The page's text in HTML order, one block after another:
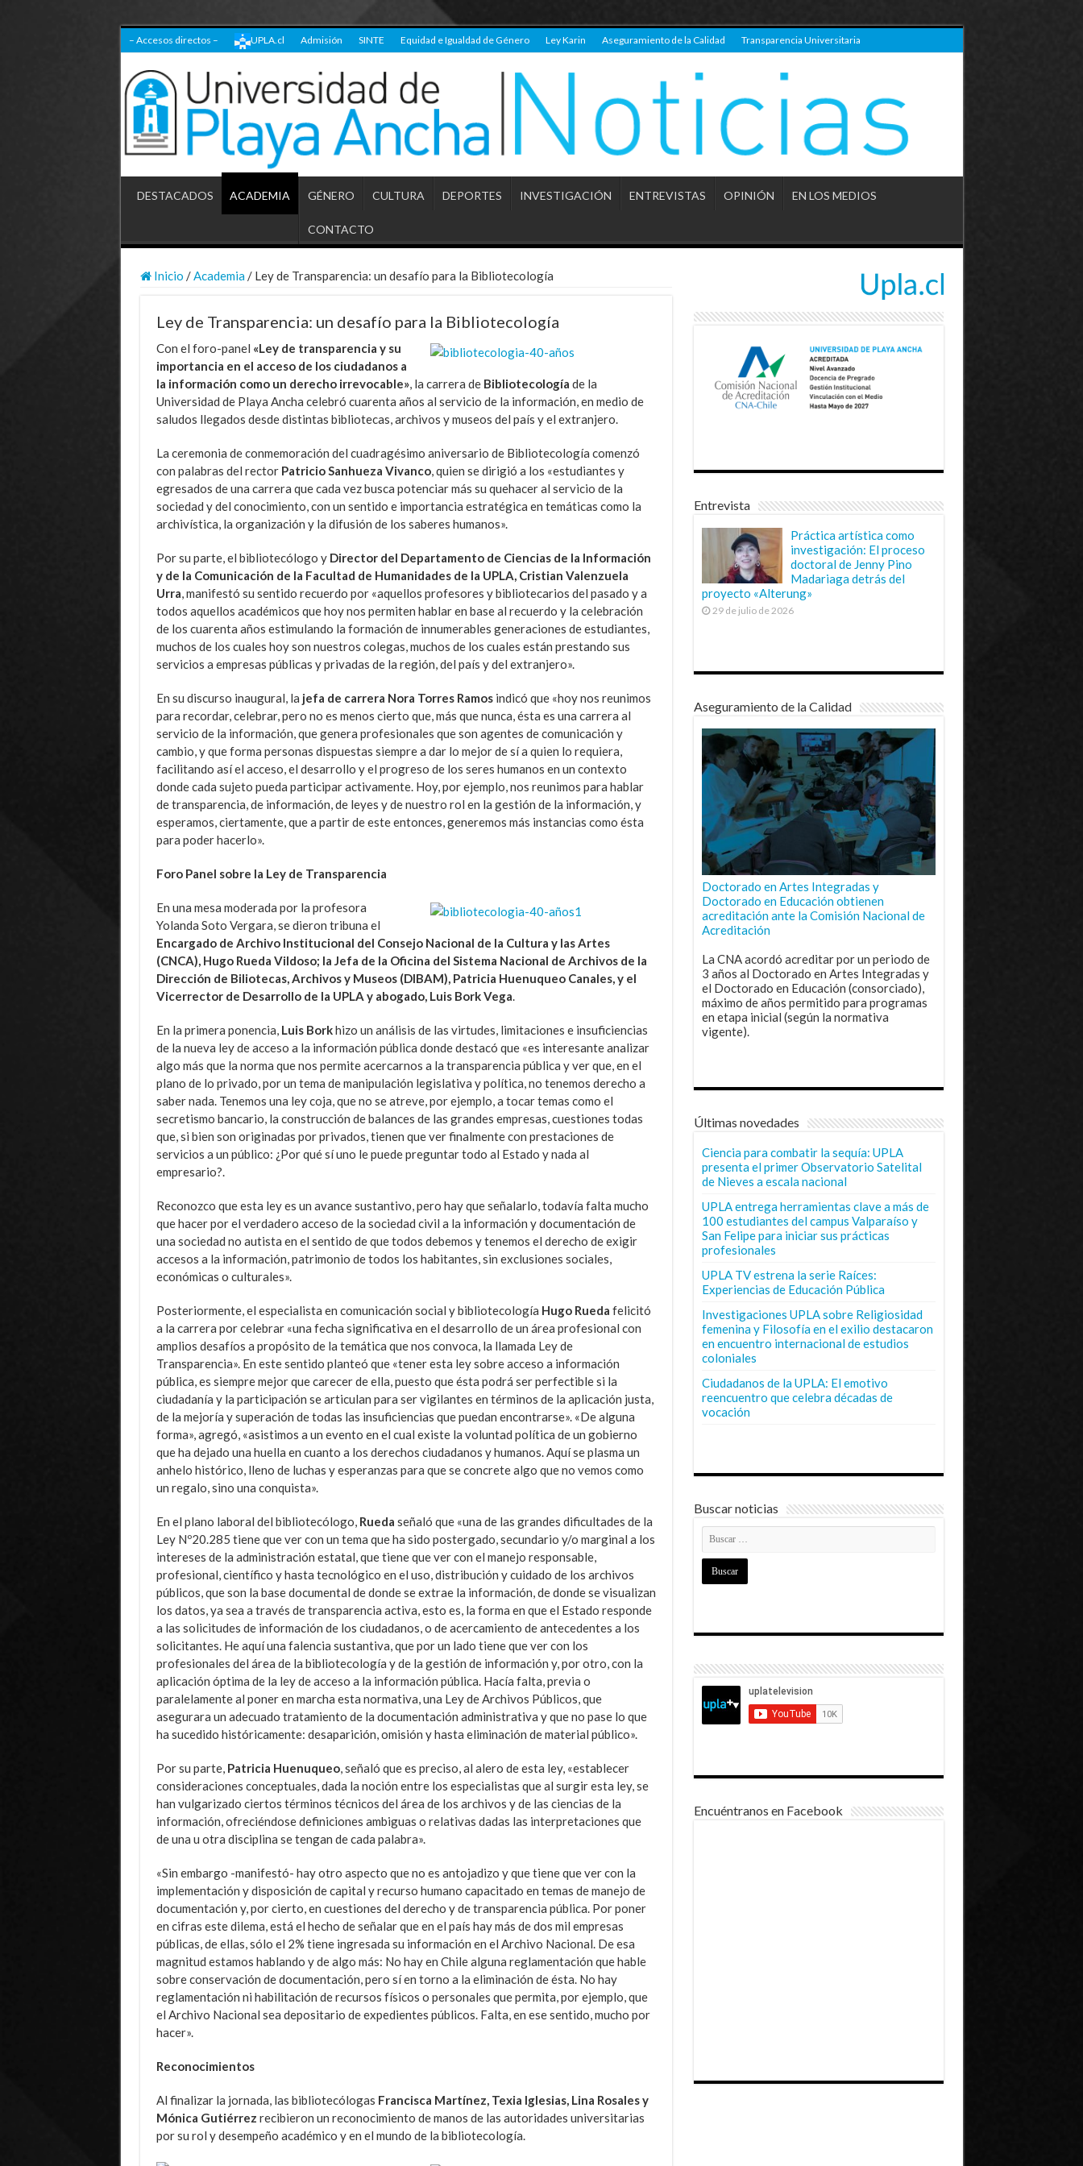
– Accesos directos – UPLA.cl Admisión SINTE Equidad e Igualdad de Género Ley Karin Aseguramiento de la Calidad Transparencia Universitaria
DESTACADOS ACADEMIA GÉNERO CULTURA DEPORTES INVESTIGACIÓN ENTREVISTAS OPINIÓN EN LOS MEDIOS
CONTACTO
Inicio / Academia / Ley de Transparencia: un desafío para la Bibliotecología
Ley de Transparencia: un desafío para la Bibliotecología
Con el foro-panel «Ley de transparencia y su
importancia en el acceso de los ciudadanos a
la información como un derecho irrevocable», la carrera de Bibliotecología de la
Universidad de Playa Ancha celebró cuarenta años al servicio de la información, en medio de
saludos llegados desde distintas bibliotecas, archivos y museos del país y el extranjero.
La ceremonia de conmemoración del cuadragésimo aniversario de Bibliotecología comenzó
con palabras del rector Patricio Sanhueza Vivanco, quien se dirigió a los «estudiantes y
egresados de una carrera que cada vez busca potenciar más su quehacer al servicio de la
sociedad y del conocimiento, con un sentido e importancia estratégica en temáticas como la
archivística, la organización y la difusión de los saberes humanos».
Por su parte, el bibliotecólogo y Director del Departamento de Ciencias de la Información
y de la Comunicación de la Facultad de Humanidades de la UPLA, Cristian Valenzuela
Urra , manifestó su sentido recuerdo por «aquellos profesores y bibliotecarios del pasado y a
todos aquellos académicos que hoy nos permiten hablar en base al recuerdo y la celebración
de los cuarenta años estimulando la formación de innumerables generaciones de estudiantes,
muchos de los cuales hoy son nuestros colegas, muchos de los cuales están prestando sus
servicios a empresas públicas y privadas de la región, del país y del extranjero».
En su discurso inaugural, la jefa de carrera Nora Torres Ramosindicó que «hoy nos reunimos
para recordar, celebrar, pero no es menos cierto que, más que nunca, ésta es una carrera al
servicio de la información, que genera profesionales que son agentes de comunicación y
cambio, y que forma personas dispuestas siempre a dar lo mejor de sí a quien lo requiera,
facilitando así el acceso, el desarrollo y el progreso de los seres humanos en un contexto
donde cada sujeto pueda participar activamente. Hoy, por ejemplo, nos reunimos para hablar
de transparencia, de información, de leyes y de nuestro rol en la gestión de la información, y
esperamos, ciertamente, que a partir de este entonces, generemos más instancias como ésta
para poder hacerlo».
Foro Panel sobre la Ley de Transparencia
En una mesa moderada por la profesora
Yolanda Soto Vergara, se dieron tribuna el
Encargado de Archivo Institucional del Consejo Nacional de la Cultura y las Artes
(CNCA), Hugo Rueda Vildoso; la Jefa de la Oficina del Sistema Nacional de Archivos de la
Dirección de Biliotecas, Archivos y Museos (DIBAM), Patricia Huenuqueo Canales, y el
Vicerrector de Desarrollo de la UPLA y abogado, Luis Bork Vega
En la primera ponencia, Luis Borkhizo un análisis de las virtudes, limitaciones e insuficiencias
de la nueva ley de acceso a la información pública donde destacó que «es interesante analizar
algo más que la norma que nos permite acercarnos a la transparencia pública y ver que, en el
plano de lo privado, por un tema de manipulación legislativa y política, no tenemos derecho a
saber nada. Tenemos una ley coja, que no se atreve, por ejemplo, a tocar temas como el
secretismo bancario, la construcción de balances de las grandes empresas, cuestiones todas
que, si bien son originadas por privados, tienen que ver finalmente con prestaciones de
servicios a un público: ¿Por qué sí uno le puede preguntar todo al Estado y nada al
empresario?.
Reconozco que esta ley es un avance sustantivo, pero hay que señalarlo, todavía falta mucho
que hacer por el verdadero acceso de la sociedad civil a la información y documentación de
una sociedad no autista en el sentido de que todos debemos y tenemos el derecho de exigir
accesos a la información, patrimonio de todos los habitantes, sin exclusiones sociales,
económicas o culturales».
Posteriormente, el especialista en comunicación social y bibliotecología Hugo Rueda felicitó
a la carrera por celebrar «una fecha significativa en el desarrollo de un área profesional con
amplios desafíos a propósito de la temática que nos convoca, la llamada Ley de
Transparencia». En este sentido planteó que «tener esta ley sobre acceso a información
pública, es siempre mejor que carecer de ella, puesto que ésta podrá ser perfectible si la
ciudadanía y la participación se articulan para ser vigilantes en términos de la aplicación justa,
de la mejoría y superación de todas las insuficiencias que puedan encontrarse». «De alguna
forma», agregó, «asistimos a un evento en el cual existe la voluntad política de un gobierno
que ha dejado una huella en cuanto a los derechos ciudadanos y humanos. Aquí se plasma un
anhelo histórico, lleno de luchas y esperanzas para que se concrete algo que no vemos como
un regalo, sino una conquista».
En el plano laboral del bibliotecólogo, Rueda señaló que «una de las grandes dificultades de la
Ley Nº20.285 tiene que ver con un tema que ha sido postergado, secundario y/o marginal a los
intereses de la administración estatal, que tiene que ver con el manejo responsable,
profesional, científico y hasta tecnológico en el uso, distribución y cuidado de los archivos
públicos, que son la base documental de donde se extrae la información, de donde se visualizan
los datos, ya sea a través de transparencia activa, esto es, la forma en que el Estado responde
a las solicitudes de información de los ciudadanos, o de acercamiento de antecedentes a los
solicitantes. He aquí una falencia sustantiva, que por un lado tiene que ver con los
profesionales del área de la bibliotecología y de la gestión de información y, por otro, con la
aplicación óptima de la ley de acceso a la información pública. Hacía falta, previa o
paralelamente al poner en marcha esta normativa, una Ley de Archivos Públicos, que
asegurara un adecuado tratamiento de la documentación administrativa y que no pase lo que
ha sucedido históricamente: desaparición, omisión y hasta eliminación de material público».
Por su parte, Patricia Huenuqueo, señaló que es preciso, al alero de esta ley, «establecer
consideraciones conceptuales, dada la noción entre los especialistas que al surgir esta ley, se
han vulgarizado ciertos términos técnicos del área de los archivos y de las ciencias de la
información, ofreciéndose definiciones ambiguas o relativas dadas las interpretaciones que
de una u otra disciplina se tengan de cada palabra».
«Sin embargo -manifestó- hay otro aspecto que no es antojadizo y que tiene que ver con la
implementación y disposición de capital y recurso humano capacitado en temas de manejo de
documentación y, por cierto, en cuestiones del derecho y de transparencia pública. Por poner
en cifras este dilema, está el hecho de señalar que en el país hay más de dos mil empresas
públicas, de ellas, sólo el 2% tiene ingresada su información en el Archivo Nacional. De esa
magnitud estamos hablando y de algo más: No hay en Chile alguna reglamentación que hable
sobre conservación de documentación, pero sí en torno a la eliminación de ésta. No hay
reglamentación ni habilitación de recursos físicos o personales que permita, por ejemplo, que
el Archivo Nacional sea depositario de expedientes públicos. Falta, en ese sentido, mucho por
hacer».
Reconocimientos
Al finalizar la jornada, las bibliotecólogas Francisca Martínez, Texia Iglesias, Lina Rosales y
Mónica Gutiérrez recibieron un reconocimiento de manos de las autoridades universitarias
por su rol y desempeño académico y en el mundo de la bibliotecología.
Entrevista
Práctica artística como
investigación: El proceso
doctoral de Jenny Pino
Madariaga detrás del
proyecto «Alterung»
29 de julio de 2026
Aseguramiento de la Calidad
Doctorado en Artes Integradas y
Doctorado en Educación obtienen
acreditación ante la Comisión Nacional de
Acreditación
La CNA acordó acreditar por un periodo de
3 años al Doctorado en Artes Integradas y
el Doctorado en Educación (consorciado),
máximo de años permitido para programas
en etapa inicial (según la normativa
vigente).
Últimas novedades
Ciencia para combatir la sequía: UPLA
presenta el primer Observatorio Satelital
de Nieves a escala nacional
UPLA entrega herramientas clave a más de
100 estudiantes del campus Valparaíso y
San Felipe para iniciar sus prácticas
profesionales
UPLA TV estrena la serie Raíces:
Experiencias de Educación Pública
Investigaciones UPLA sobre Religiosidad
femenina y Filosofía en el exilio destacaron
en encuentro internacional de estudios
coloniales
Ciudadanos de la UPLA: El emotivo
reencuentro que celebra décadas de
vocación
Buscar noticias
Encuéntranos en Facebook